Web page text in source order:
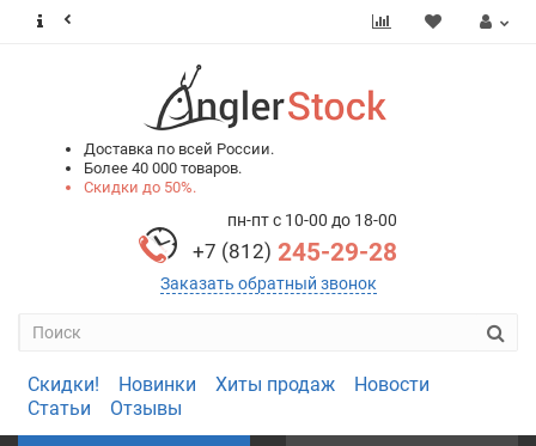
Доставка по всей России.
Более 40 000 товаров.
Скидки до 50%.
пн-пт с 10-00 до 18-00
+7 (812) 245-29-28
Заказать обратный звонок
Скидки! Новинки Хиты продаж
Новости
Статьи
Отзывы